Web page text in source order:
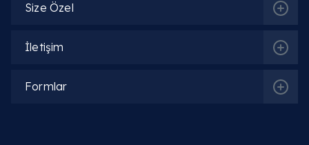
Size Özel
İletişim
Formlar